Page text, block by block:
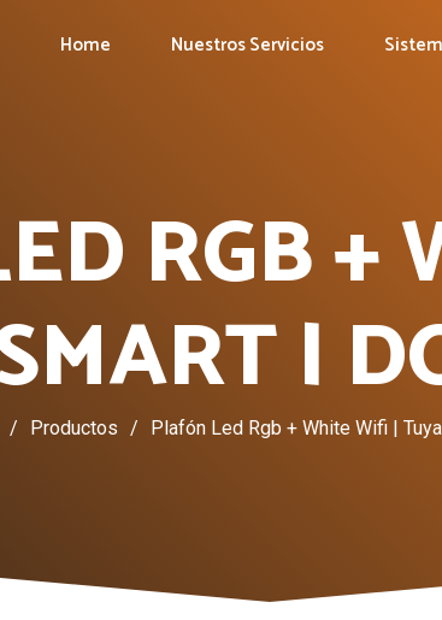
Home Nuestros Servicios
RGB +
|
/ Productos / Plafón Led Rgb + White Wifi |